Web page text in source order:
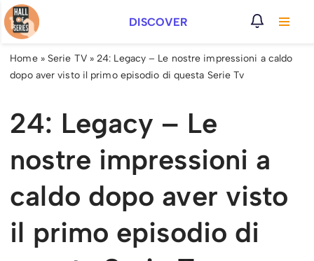
Vai
al
contenuto
DISCOVER
Home» Serie TV»24: Legacy – Le nostre impressioni a caldo
dopo aver visto il primo episodio di questa Serie Tv
24: Legacy – Le
nostre impressioni a
caldo dopo aver visto
il primo episodio di